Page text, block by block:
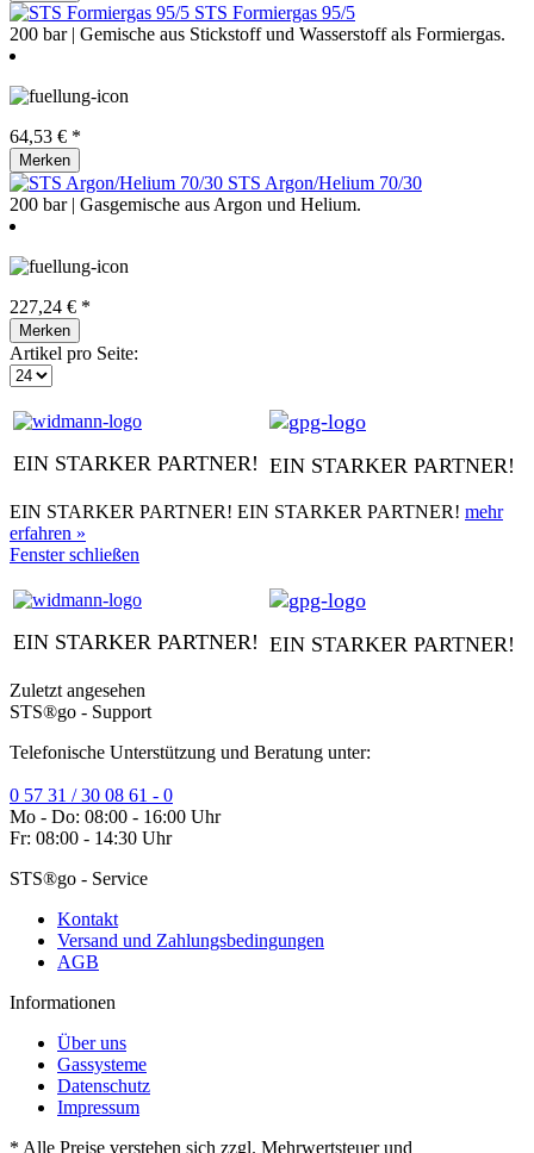
STS Formiergas 95/5
200 bar | Gemische aus Stickstoff und Wasserstoff als Formiergas.
64,53 € *
Merken
STS Argon/Helium 70/30
200 bar | Gasgemische aus Argon und Helium.
227,24 € *
Merken
Artikel pro Seite:
EIN STARKER PARTNER! EIN STARKER PARTNER!
EIN STARKER PARTNER! EIN STARKER PARTNER! mehr
erfahren »
Fenster schließen
EIN STARKER PARTNER! EIN STARKER PARTNER!
Zuletzt angesehen
STS®go - Support
Telefonische Unterstützung und Beratung unter:
0 57 31 / 30 08 61 - 0
Mo - Do: 08:00 - 16:00 Uhr
Fr: 08:00 - 14:30 Uhr
STS®go - Service
Kontakt
Versand und Zahlungsbedingungen
AGB
Informationen
Über uns
Gassysteme
Datenschutz
Impressum
* Alle Preise verstehen sich zzgl. Mehrwertsteuer und